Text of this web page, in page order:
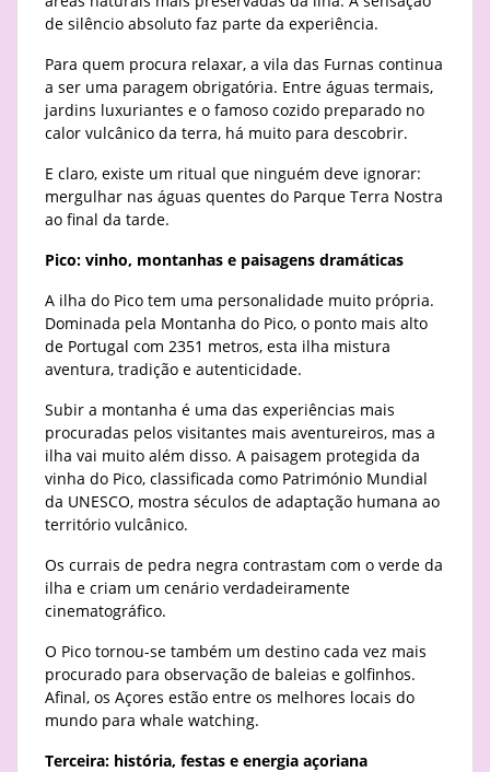
de silêncio absoluto faz parte da experiência.
Para quem procura relaxar, a vila das Furnas continua
a ser uma paragem obrigatória. Entre águas termais,
jardins luxuriantes e o famoso cozido preparado no
calor vulcânico da terra, há muito para descobrir.
E claro, existe um ritual que ninguém deve ignorar:
mergulhar nas águas quentes do Parque Terra Nostra
ao final da tarde.
Pico: vinho, montanhas e paisagens dramáticas
A ilha do Pico tem uma personalidade muito própria.
Dominada pela Montanha do Pico, o ponto mais alto
de Portugal com 2351 metros, esta ilha mistura
aventura, tradição e autenticidade.
Subir a montanha é uma das experiências mais
procuradas pelos visitantes mais aventureiros, mas a
ilha vai muito além disso. A paisagem protegida da
vinha do Pico, classificada como Património Mundial
da UNESCO, mostra séculos de adaptação humana ao
território vulcânico.
Os currais de pedra negra contrastam com o verde da
ilha e criam um cenário verdadeiramente
cinematográfico.
O Pico tornou-se também um destino cada vez mais
procurado para observação de baleias e golfinhos.
Afinal, os Açores estão entre os melhores locais do
mundo para whale watching.
Terceira: história, festas e energia açoriana